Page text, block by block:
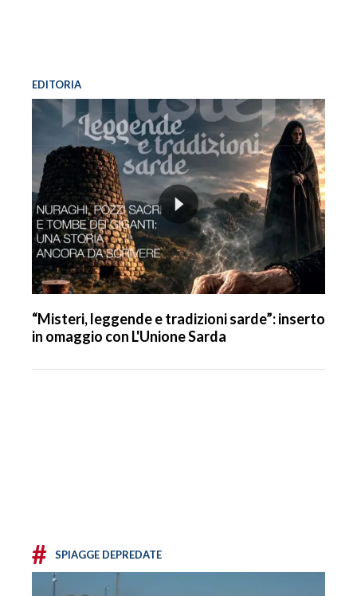
EDITORIA
“Misteri, leggende e tradizioni sarde”: inserto
in omaggio con L'Unione Sarda
# SPIAGGE DEPREDATE